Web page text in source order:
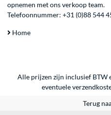
opnemen met ons verkoop team.
Telefoonnummer: +31 (0)88 544
Home
Alle prijzen zijn inclusief BTW
eventuele
Terug